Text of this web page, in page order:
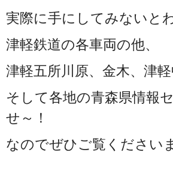
実際に手にしてみないと
津軽鉄道の各車両の他、
津軽五所川原、金木、津
そして各地の青森県情報
せ～！
なのでぜひご覧ください